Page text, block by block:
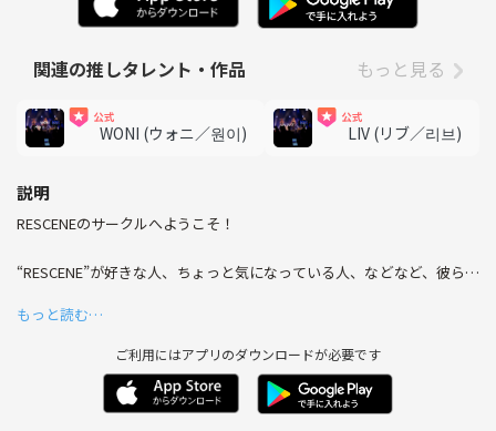
関連の推しタレント・作品 もっと見る
WONI (ウォニ／원이) LIV (リブ／리브)
説明
RESCENEのサークルへようこそ！
“RESCENE”が好きな人、ちょっと気になっている人、などなど、彼らの
さんが集まる場所です。周りにRESCENEの話をできる仲間がいなくて寂
しいな…と思っているあなた、ぜひ一度のぞいてみませんか？👀
サークルでは、ライブの醍醐味やメンバーの個性豊かな一面、そして最
新の音楽活動など、自由に語り合える空間です！
もっと読む…
ご利用にはアプリのダウンロードが必要です